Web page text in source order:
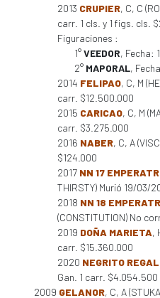
2013 CRUPIER, C, C
carr. 1 cls. y 1 figs. cls.
Figuraciones :
1°VEEDOR, Fecha:
2° MAPORAL,
2014 FELIPAO, C, M
carr. $12.500.000
2015 CARICAO, C, M
carr. $3.275.000
2016 NABER, C, A
$124.000
2017 NN 17
THIRSTY) Murió 19/03/
2018 NN 18
(CONSTITUTION) No
2019 DOÑA MARIETA,
carr. $15.360.000
2020 NEGRITO
Gan. 1 carr. $4.054.500
2009 GELANOR, C, A